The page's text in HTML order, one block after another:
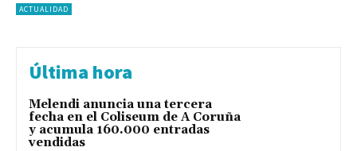
ACTUALIDAD
Última hora
Melendi anuncia una tercera
fecha en el Coliseum de A Coruña
y acumula 160.000 entradas
vendidas